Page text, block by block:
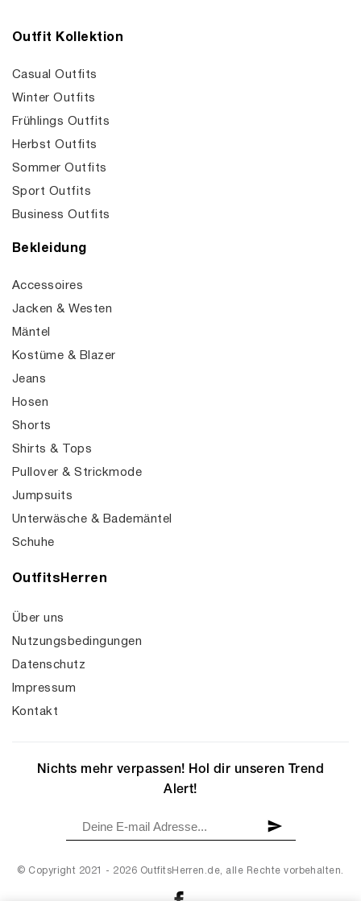
Outfit Kollektion
Casual Outfits
Winter Outfits
Frühlings Outfits
Herbst Outfits
Sommer Outfits
Sport Outfits
Business Outfits
Bekleidung
Accessoires
Jacken & Westen
Mäntel
Kostüme & Blazer
Jeans
Hosen
Shorts
Shirts & Tops
Pullover & Strickmode
Jumpsuits
Unterwäsche & Bademäntel
Schuhe
OutfitsHerren
Über uns
Nutzungsbedingungen
Datenschutz
Impressum
Kontakt
© Copyright 2021 - 2026 OutfitsHerren.de, alle Rechte vorbehalten.
Nichts mehr verpassen! Hol dir unseren Trend
Alert!